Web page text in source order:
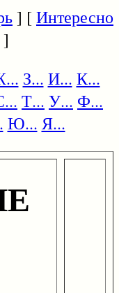
] [Интересно
]
З... И... К...
Т... У... Ф...
Ю... Я...